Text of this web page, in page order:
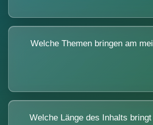
Welche Themen bringen am
Welche Länge des Inhalts